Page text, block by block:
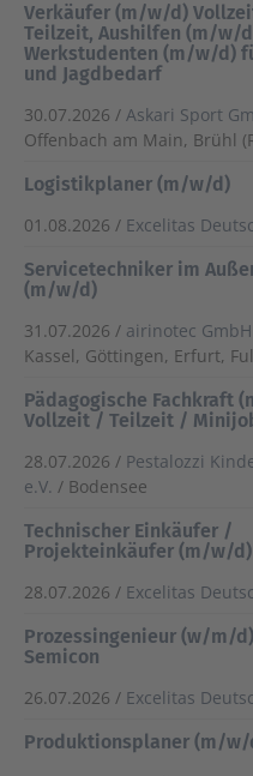
Verkäufer (m/w/d)
Teilzeit, Aushilfen (m/w/
Werkstudenten (m/w/d)
und Jagdbedarf
30.07.2026 / Askari Sport
Offenbach am Main, Brühl
Logistikplaner (m/w/d)
01.08.2026 / Excelitas
Servicetechniker im
(m/w/d)
31.07.2026 / airinotec GmbH
Kassel, Göttingen, Erfurt,
Pädagogische Fachkraft
Vollzeit / Teilzeit /
28.07.2026 / Pestalozzi
e.V. / Bodensee
Technischer Einkäufer /
Projekteinkäufer (m/w/d)
28.07.2026 / Excelitas
Prozessingenieur (w/m/
Semicon
26.07.2026 / Excelitas
Produktionsplaner (m/w/